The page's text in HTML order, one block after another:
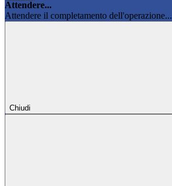
Attendere...
Attendere il completamento dell'operazione...
Chiudi